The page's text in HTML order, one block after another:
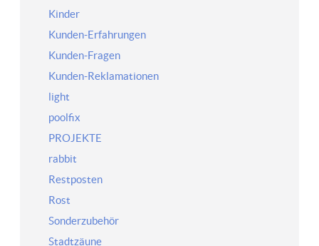
Kinder
Kunden-Erfahrungen
Kunden-Fragen
Kunden-Reklamationen
light
poolfix
PROJEKTE
rabbit
Restposten
Rost
Sonderzubehör
Stadtzäune